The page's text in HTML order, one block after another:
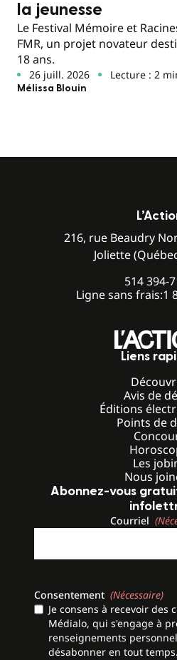
la jeunesse
Le Festival Mémoire et
FMR, un projet novateur
18 ans.
26 juill. 2026 Lecture : 2
Mélissa Blouin
216, rue Beaudry
Joliette
514 394-
Ligne sans frais:1
Liens
Avis de
Éditions
Points de
Les
Nous
Abonnez-vous
Courriel
Consentement (Nécessaire)
Je consens à recevoir des
Médialo, qui s'engage à
renseignements
désabonner en tout temps.